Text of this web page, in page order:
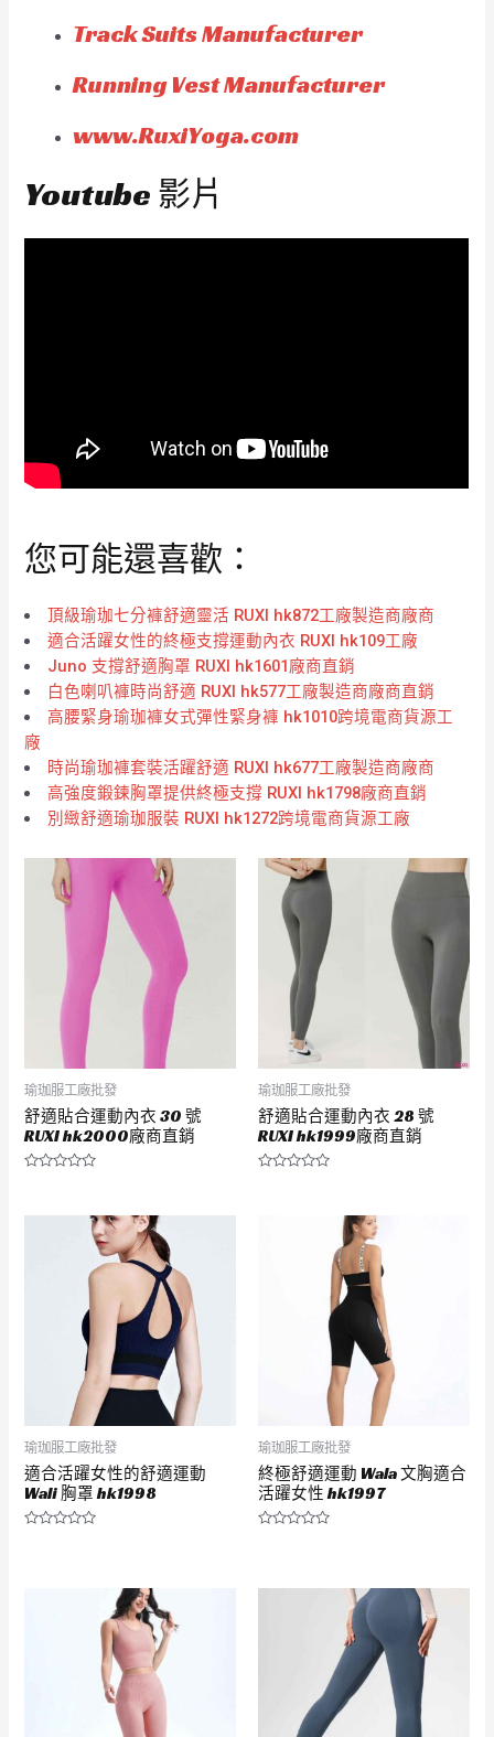
Track Suits Manufacturer
Running Vest Manufacturer
www.RuxiYoga.com
Youtube 影片
您可能還喜歡：
頂級瑜珈七分褲舒適靈活 RUXI hk872工廠製造商廠商
適合活躍女性的終極支撐運動內衣 RUXI hk109工廠
Juno 支撐舒適胸罩 RUXI hk1601廠商直銷
白色喇叭褲時尚舒適 RUXI hk577工廠製造商廠商直銷
高腰緊身瑜珈褲女式彈性緊身褲 hk1010跨境電商貨源工
廠
時尚瑜珈褲套裝活躍舒適 RUXI hk677工廠製造商廠商
高強度鍛鍊胸罩提供終極支撐 RUXI hk1798廠商直銷
別緻舒適瑜珈服裝 RUXI hk1272跨境電商貨源工廠
瑜珈服工廠批發
舒適貼合運動內衣 30 號
RUXI hk2000廠商直銷
滿
瑜珈服工廠批發
舒適貼合運動內衣 28 號
RUXI hk1999廠商直銷
瑜珈服工廠批發
適合活躍女性的舒適運動
Wali 胸罩 hk1998
瑜珈服工廠批發
終極舒適運動 Wala 文胸適合
活躍女性 hk1997
分